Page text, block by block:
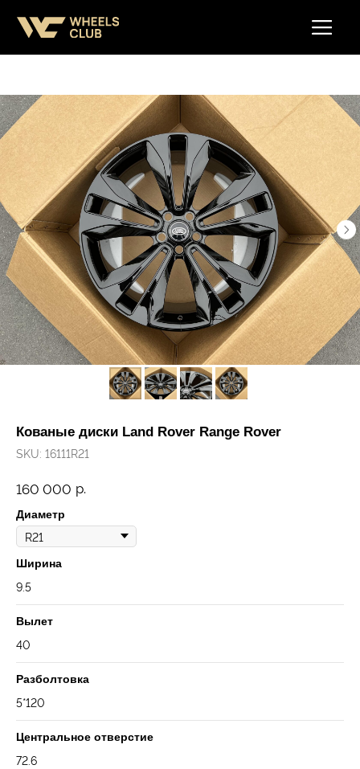
Кованые диски Land Rover Range Rover
SKU: 16111R21
160 000 р.
Диаметр
Ширина
9.5
Вылет
40
Разболтовка
5*120
Центральное отверстие
72.6